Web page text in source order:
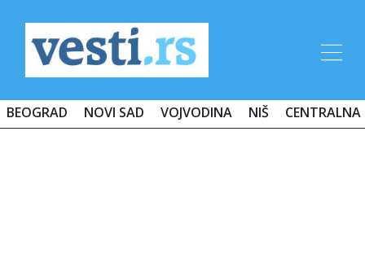
BEOGRAD NOVI SAD VOJVODINA NIŠ CENTRALNA